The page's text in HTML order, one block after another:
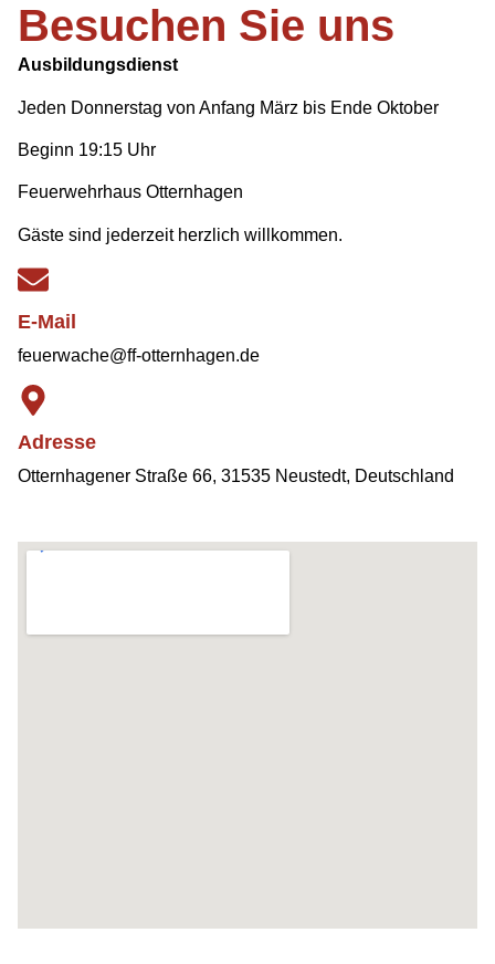
Besuchen Sie uns
Ausbildungsdienst
Jeden Donnerstag von Anfang März bis Ende Oktober
Beginn 19:15 Uhr
Feuerwehrhaus Otternhagen
Gäste sind jederzeit herzlich willkommen.
E-Mail
feuerwache@ff-otternhagen.de
Adresse
Otternhagener Straße 66, 31535 Neustedt, Deutschland